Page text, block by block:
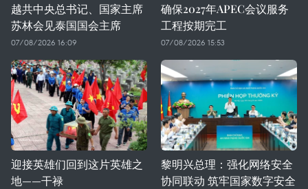
越共中央总书记、国家主席
苏林会见泰国国会主席
07/08/2026 16:09
确保2027年APEC会议服务
工程按期完工
07/08/2026 15:53
迎接英雄们回到这片英雄之
地——干禄
黎明兴总理：强化网络安全
协同联动 筑牢国家数字安全